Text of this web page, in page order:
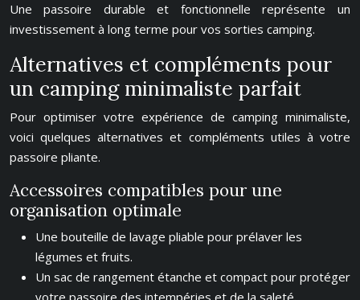
Une passoire durable et fonctionnelle représente un
investissement à long terme pour vos sorties camping.
Alternatives et compléments pour
un camping minimaliste parfait
Pour optimiser votre expérience de camping minimaliste,
voici quelques alternatives et compléments utiles à votre
passoire pliante.
Accessoires compatibles pour une
organisation optimale
Une bouteille de lavage pliable pour prélaver les
légumes et fruits.
Un sac de rangement étanche et compact pour protéger
votre passoire des intempéries et de la saleté.